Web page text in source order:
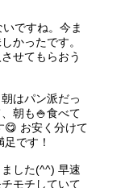
ですね。今ま
かったです。
せてもらおう
はパン派だっ
朝も🍚食べて
😋 お安く分けて
です！
した(^^) 早速
モチしていて